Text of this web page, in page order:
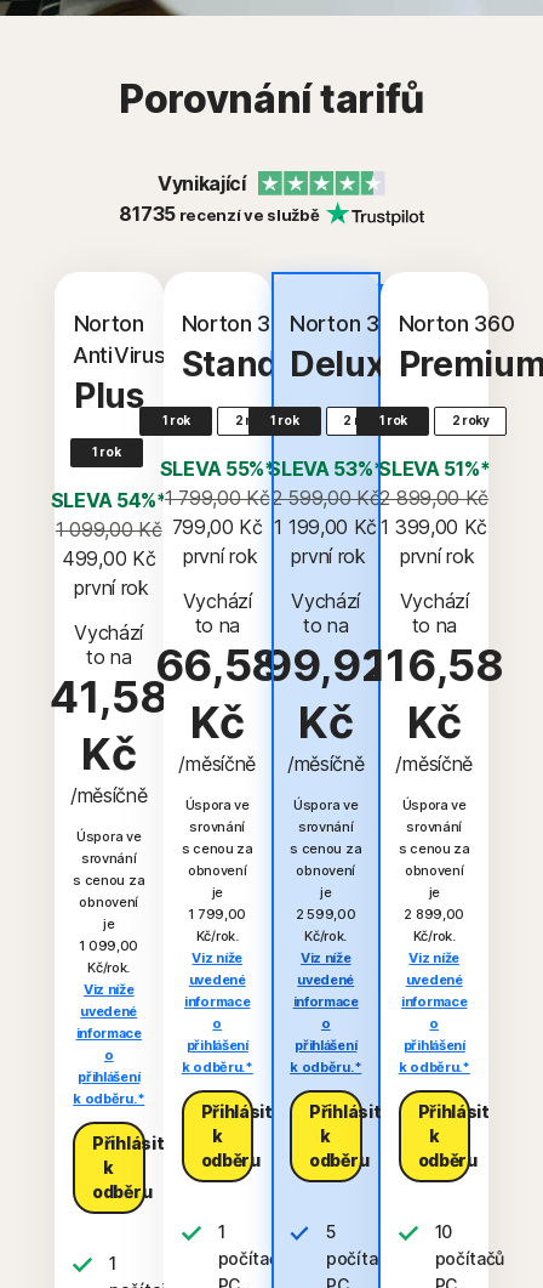
Porovnání tarifů
Vynikající
81735recenzí ve službě
Norton
AntiVirus
Plus
1 rok
SLEVA 54%*
1 099,00 Kč
499,00 Kč
první rok
Vychází
to na
41,58
Kč
/měsíčně
Úspora ve
srovnání
s cenou za
obnovení
je
1 099,00
Kč/rok.
Viz níže
uvedené
informace
o
přihlášení
k odběru.*
Přihlásit
k
odběru
1
Norton 360
Standard
1 rok 2 roky
SLEVA 55%*
1 799,00 Kč
799,00 Kč
první rok
Vychází
to na
66,58
Kč
/měsíčně
Úspora ve
srovnání
s cenou za
obnovení
je
1 799,00
Kč/rok.
Viz níže
uvedené
informace
o
přihlášení
k odběru.*
Přihlásit
k
odběru
1
počítač
hodnota
Norton 360
Deluxe
1 rok 2 roky
SLEVA 53%*
2 599,00 Kč
1 199,00 Kč
první rok
Vychází
to na
99,92
Kč
/měsíčně
Úspora ve
srovnání
s cenou za
obnovení
je
2 599,00
Kč/rok.
Viz níže
uvedené
informace
o
přihlášení
k odběru.*
Přihlásit
k
odběru
5
počítače
Norton 360
1 rok 2 roky
SLEVA 51%*
2 899,00 Kč
1 399,00 Kč
první rok
Vychází
to na
116,58
Kč
/měsíčně
Úspora ve
srovnání
s cenou za
obnovení
je
2 899,00
Kč/rok.
Viz níže
uvedené
informace
o
přihlášení
k odběru.*
Přihlásit
k
odběru
10
počítačů